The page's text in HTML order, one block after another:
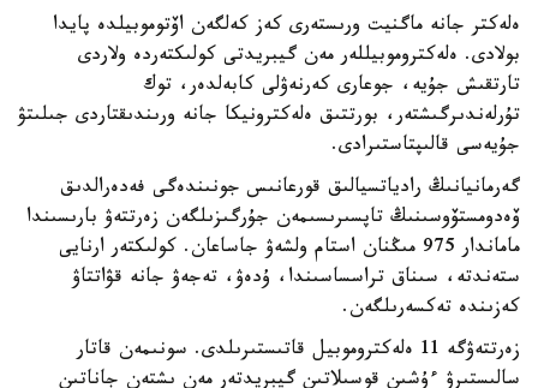
ەلەكتر جانە ماگنيت ورىستەرى كەز كەلگەن اۆتوموبيلدە پايدا
بولادى. ەلەكتروموبيللەر مەن گيبريدتى كولىكتەردە ولاردى
تارتقىش جۇيە، جوعارى كەرنەۋلى كابەلدەر، توك
تۇرلەندىرگىشتەر، بورتتىق ەلەكترونيكا جانە ورىندىقتاردى جىلىتۋ
جۇيەسى قالىپتاستىرادى.
گەرمانيانىڭ رادياتسيالىق قورعانىس جونىندەگى فەدەرالدىق
ۆەدومستۆوسىنىڭ تاپسىرىسىمەن جۇرگىزىلگەن زەرتتەۋ بارىسىندا
ماماندار 975 مىڭنان استام ولشەۋ جاساعان. كولىكتەر ارنايى
ستەندتە، سىناق تراسساسىندا، ۇدەۋ، تەجەۋ جانە قۋاتتاۋ
كەزىندە تەكسەرىلگەن.
زەرتتەۋگە 11 ەلەكتروموبيل قاتىستىرىلدى. سونىمەن قاتار
سالىستىرۋ ءۇشىن قوسىلاتىن گيبريدتەر مەن ىشتەن جاناتىن